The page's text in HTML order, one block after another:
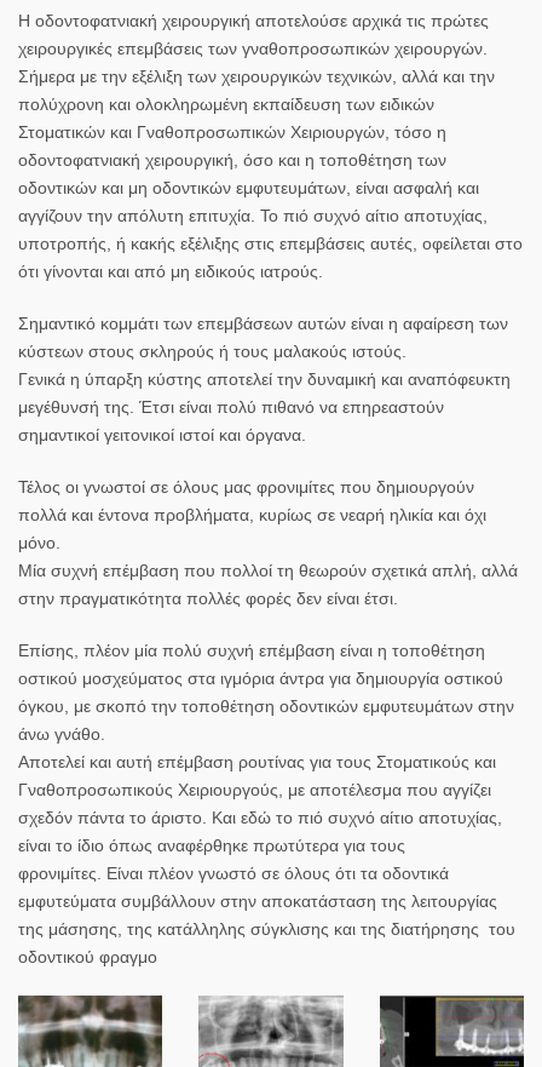
Η οδοντοφατνιακή χειρουργική αποτελούσε αρχικά τις πρώτες
χειρουργικές επεμβάσεις των γναθοπροσωπικών χειρουργών.
Σήμερα με την εξέλιξη των χειρουργικών τεχνικών, αλλά και την
πολύχρονη και ολοκληρωμένη εκπαίδευση των ειδικών
Στοματικών και Γναθοπροσωπικών Χειριουργών, τόσο η
οδοντοφατνιακή χειρουργική, όσο και η τοποθέτηση των
οδοντικών και μη οδοντικών εμφυτευμάτων, είναι ασφαλή και
αγγίζουν την απόλυτη επιτυχία. Το πιό συχνό αίτιο αποτυχίας,
υποτροπής, ή κακής εξέλιξης στις επεμβάσεις αυτές, οφείλεται στο
ότι γίνονται και από μη ειδικούς ιατρούς.
Σημαντικό κομμάτι των επεμβάσεων αυτών είναι η αφαίρεση των
κύστεων στους σκληρούς ή τους μαλακούς ιστούς.
Γενικά η ύπαρξη κύστης αποτελεί την δυναμική και αναπόφευκτη
μεγέθυνσή της. Έτσι είναι πολύ πιθανό να επηρεαστούν
σημαντικοί γειτονικοί ιστοί και όργανα.
Τέλος οι γνωστοί σε όλους μας φρονιμίτες που δημιουργούν
πολλά και έντονα προβλήματα, κυρίως σε νεαρή ηλικία και όχι
μόνο.
Μία συχνή επέμβαση που πολλοί τη θεωρούν σχετικά απλή, αλλά
στην πραγματικότητα πολλές φορές δεν είναι έτσι.
Επίσης, πλέον μία πολύ συχνή επέμβαση είναι η τοποθέτηση
οστικού μοσχεύματος στα ιγμόρια άντρα για δημιουργία οστικού
όγκου, με σκοπό την τοποθέτηση οδοντικών εμφυτευμάτων στην
άνω γνάθο.
Αποτελεί και αυτή επέμβαση ρουτίνας για τους Στοματικούς και
Γναθοπροσωπικούς Χειριουργούς, με αποτέλεσμα που αγγίζει
σχεδόν πάντα το άριστο. Και εδώ το πιό συχνό αίτιο αποτυχίας,
είναι το ίδιο όπως αναφέρθηκε πρωτύτερα για τους
φρονιμίτες. Είναι πλέον γνωστό σε όλους ότι τα οδοντικά
εμφυτεύματα συμβάλλουν στην αποκατάσταση της λειτουργίας
της μάσησης, της κατάλληλης σύγκλισης και της διατήρησης του
οδοντικού φραγμο